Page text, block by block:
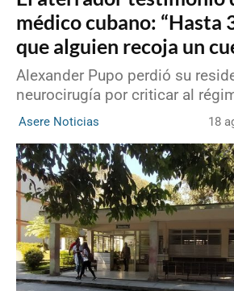
médico cubano: “Hasta
que alguien recoja un
Alexander Pupo perdió su
neurocirugía por criticar al
Asere Noticias 18